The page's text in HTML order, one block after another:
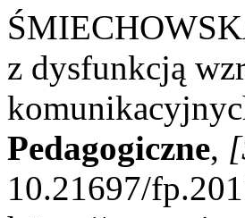
z dysfunkcją
Pedagogiczne,
10.21697/